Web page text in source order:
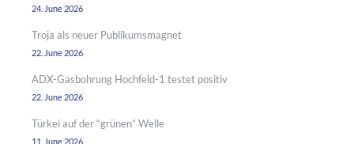
24. June 2026
Troja als neuer Publikumsmagnet
22. June 2026
ADX-Gasbohrung Hochfeld-1 testet positiv
22. June 2026
Türkei auf der “grünen” Welle
11. June 2026